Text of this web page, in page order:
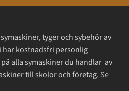
tyger och sybehör av
har kostnadsfri personlig
alla symaskiner du handlar av
till skolor och företag. Se